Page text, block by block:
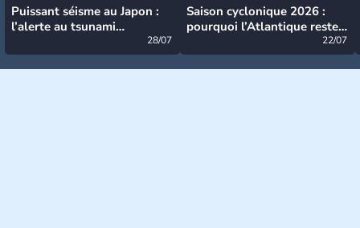
Puissant séisme au Japon :
l’alerte au tsunami
28/07
Saison cyclonique 2026 :
pourquoi l’Atlantique reste
22/07